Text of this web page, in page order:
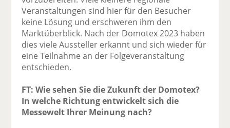
Veranstaltungen sind hier für den Besucher
keine Lösung und erschweren ihm den
Marktüberblick. Nach der Domotex 2023 haben
dies viele Aussteller erkannt und sich wieder für
eine Teilnahme an der Folgeveranstaltung
entschieden.
FT: Wie sehen Sie die Zukunft der Domotex?
In welche Richtung entwickelt sich die
Messewelt Ihrer Meinung nach?